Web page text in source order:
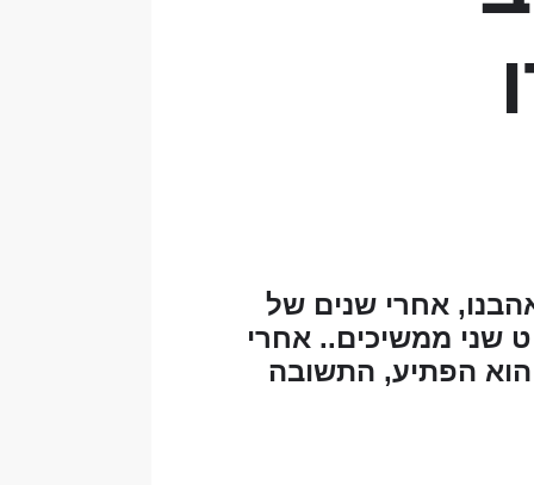
אחרי שנים של
שני ממשיכים.. אחרי
הפתיע, התשובה